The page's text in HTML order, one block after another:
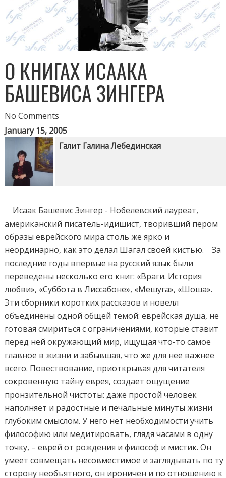
О КНИГАХ ИСААКА
БАШЕВИСА ЗИНГЕРА
No Comments
January 15, 2005
Галит Галина Лебединская
Исаак Башевис Зингер - Нобелевский лауреат,
американский писатель-идишист, творивший пером
образы еврейского мира столь же ярко и
неординарно, как это делал Шагал своей кистью. За
последние годы впервые на русский язык были
переведены несколько его книг: «Враги. История
любви», «Суббота в Лиссабоне», «Мешуга», «Шоша».
Эти сборники коротких рассказов и новелл
объединены одной общей темой: еврейская душа, не
готовая смириться с ограничениями, которые ставит
перед ней окружающий мир, ищущая что-то самое
главное в жизни и забывшая, что же для нее важнее
всего. Повествование, приоткрывая для читателя
сокровенную тайну еврея, создает ощущение
пронзительной чистоты: даже простой человек
наполняет и радостные и печальные минуты жизни
глубоким смыслом. У него нет необходимости учить
философию или медитировать, глядя часами в одну
точку, – еврей от рождения и философ и мистик. Он
умеет совмещать несовместимое и заглядывать по ту
сторону необъятного, он ироничен и по отношению к